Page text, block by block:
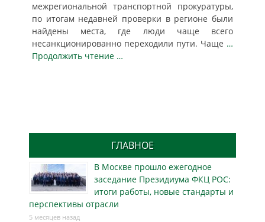
межрегиональной транспортной прокуратуры,
по итогам недавней проверки в регионе были
найдены места, где люди чаще всего
несанкционированно переходили пути. Чаще …
Продолжить чтение …
ГЛАВНОЕ
В Москве прошло ежегодное
заседание Президиума ФКЦ РОС:
итоги работы, новые стандарты и
перспективы отрасли
5 месяцев назад